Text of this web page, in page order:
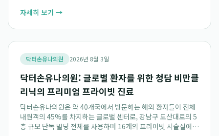
의 숙련된 기술로 안산 탄력 레이저 및 기...
자세히 보기 →
닥터손유나의원 2026년 8월 3일
닥터손유나의원: 글로벌 환자를 위한 청담 비만클
리닉의 프리미엄 프라이빗 진료
닥터손유나의원은 약 40개국에서 방문하는 해외 환자들이 전체
내원객의 45%를 차지하는 글로벌 센터로, 강남구 도산대로의 5
층 규모 단독 빌딩 전체를 사용하며 16개의 프라이빗 시술실에서